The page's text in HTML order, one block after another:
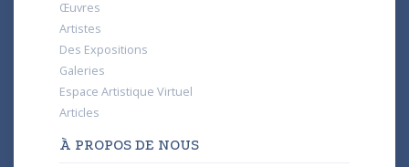
Œuvres
Artistes
Des Expositions
Galeries
Espace Artistique Virtuel
Articles
À PROPOS DE NOUS